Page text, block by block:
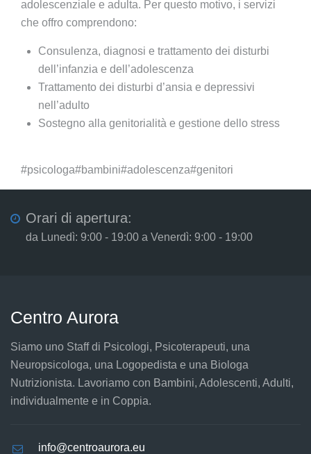
adolescenziale e adulta. Per questo motivo, i servizi
che offro comprendono:
Consulenza, diagnosi e trattamento dei disturbi
dell’infanzia e dell’adolescenza
Trattamento dei disturbi d’ansia e depressivi
nell’adulto
Sostegno alla genitorialità e gestione dello stress
#psicologa#bambini#adolescenza#genitori
Orari di apertura:
da Lunedì: 9:00 - 19:00 a Venerdì: 9:00 - 19:00
Centro Aurora
Siamo uno Staff di Psicologi, Psicoterapeuti, una
Neuropsicologa, una Logopedista e una Biologa
Nutrizionista. Lavoriamo con Bambini, Adolescenti, Adulti,
individualmente e in Coppia.
info@centroaurora.eu